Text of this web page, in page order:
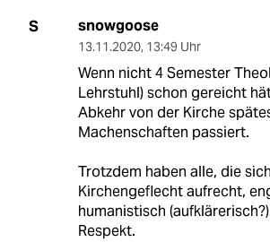
S snowgoose
13.11.2020, 13:49 Uhr
Wenn nicht 4 Semester
Lehrstuhl) schon gereicht
Abkehr von der Kirche
Machenschaften passiert.
Trotzdem haben alle, die
Kirchengeflecht aufrecht,
humanistisch
Respekt.